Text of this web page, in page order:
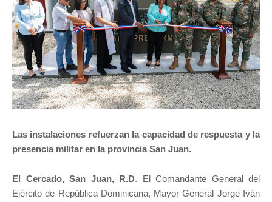
Las instalaciones refuerzan la capacidad de respuesta y la
presencia militar en la provincia San Juan.
El Cercado, San Juan, R.D. El Comandante General del
Ejército de República Dominicana, Mayor General Jorge Iván